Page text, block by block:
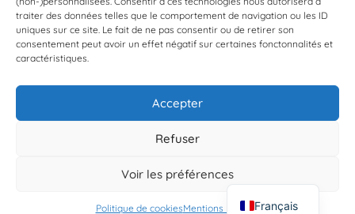
traiter des données telles que le comportement de navigation ou les ID
uniques sur ce site. Le fait de ne pas consentir ou de retirer son
consentement peut avoir un effet négatif sur certaines fonctonnalités et
caractéristiques.
Accepter
Refuser
Voir les préférences
Politique de cookiesMentions Légales
La bulle – maison des solidarités lgbtqi+
Paris, Île-de-France, France, 48.85652, 2.36142
Français